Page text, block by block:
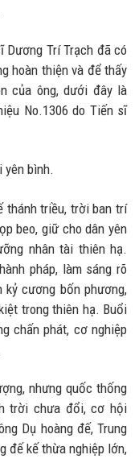
Trí Trạch đã có
hoàn thiện và để thấy
của ông, dưới đây là
No.1306 do Tiến sĩ
bình.
triều, trời ban trí
beo, giữ cho dân yên
nhân tài thiên hạ.
pháp, làm sáng rõ
kỷ cương bốn phương,
trong thiên hạ. Buổi
chấn phát, cơ nghiệp
nhưng quốc thống
trời chưa đổi, cơ hội
Dụ hoàng đế, Trung
đế kế thừa nghiệp lớn,